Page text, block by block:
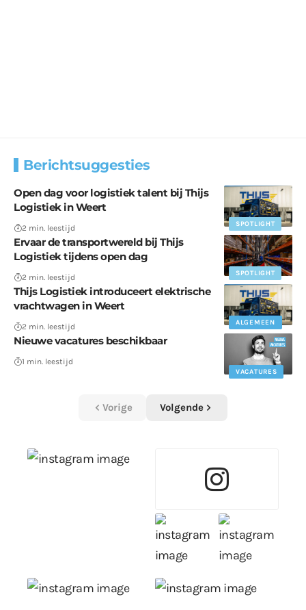
Berichtsuggesties
SPOTLIGHT
Open dag voor logistiek talent bij Thijs
Logistiek in Weert
2 min. leestijd
SPOTLIGHT
Ervaar de transportwereld bij Thijs
Logistiek tijdens open dag
2 min. leestijd
ALGEMEEN
Thijs Logistiek introduceert elektrische
vrachtwagen in Weert
2 min. leestijd
VACATURES
Nieuwe vacatures beschikbaar
1 min. leestijd
Vorige Volgende